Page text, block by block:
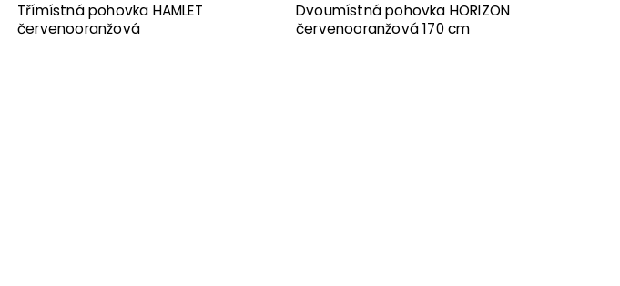
Třímístná pohovka HAMLET
červenooranžová
Dvoumístná pohovka HORIZON
červenooranžová 170 cm